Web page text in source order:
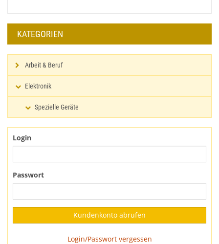
KATEGORIEN
Arbeit & Beruf
Elektronik
Spezielle Geräte
Login
Passwort
Login/Passwort vergessen